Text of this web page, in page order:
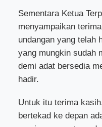
Sementara Ketua
menyampaikan
undangan yang telah
yang mungkin sudah
demi adat bersedia
hadir.
Untuk itu terima
bertekad ke depan